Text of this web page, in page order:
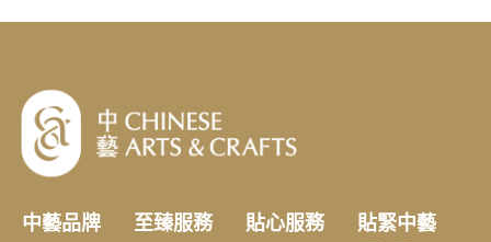
中藝品牌 至臻服務 貼心服務 貼緊中藝